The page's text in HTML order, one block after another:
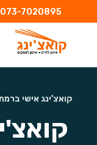
073-7020895
קואצ'ינג אישי